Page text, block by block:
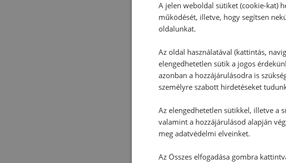
A jelen weboldal sütiket (cookie-kat)
működését, illetve, hogy segítsen
oldalunkat.
Az oldal használatával (kattintás,
elengedhetetlen sütik a jogos
azonban a hozzájárulásodra is
személyre szabott hirdetéseket
Az elengedhetetlen sütikkel, illetve a
valamint a hozzájárulásod alapján
meg adatvédelmi elveinket.
Az Összes elfogadása gombra